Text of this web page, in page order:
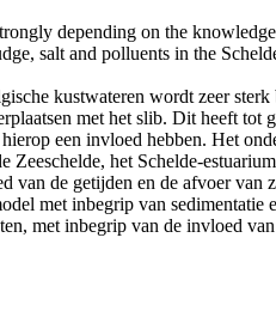
depending on the
salt and polluents in the
kustwateren wordt zeer
met het slib. Dit heeft
een invloed hebben. Het
het Schelde-
de getijden en de afvoer
met inbegrip van
met inbegrip van de invloed